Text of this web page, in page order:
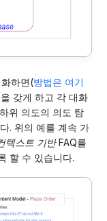
하면(방법은 여기
갖게 하고 각 대화
위 의도의 의도 탐
. 위의 예를 계속 가
텍스트 기반FAQ를
할 수 있습니다.